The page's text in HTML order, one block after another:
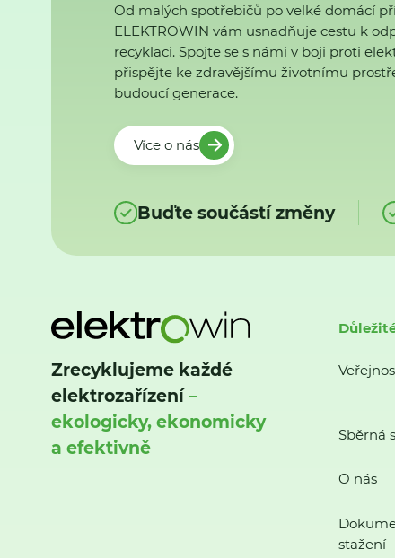
Od malých spotřebičů po velké domácí
ELEKTROWIN vám usnadňuje cestu k
recyklaci. Spojte se s námi v boji proti
přispějte ke zdravějšímu životnímu
budoucí generace.
Více o nás
Buďte součástí změny
Zrecyklujeme každé
elektrozařízení–
ekologicky, ekonomicky
a efektivně
Sběrná
O nás
stažení